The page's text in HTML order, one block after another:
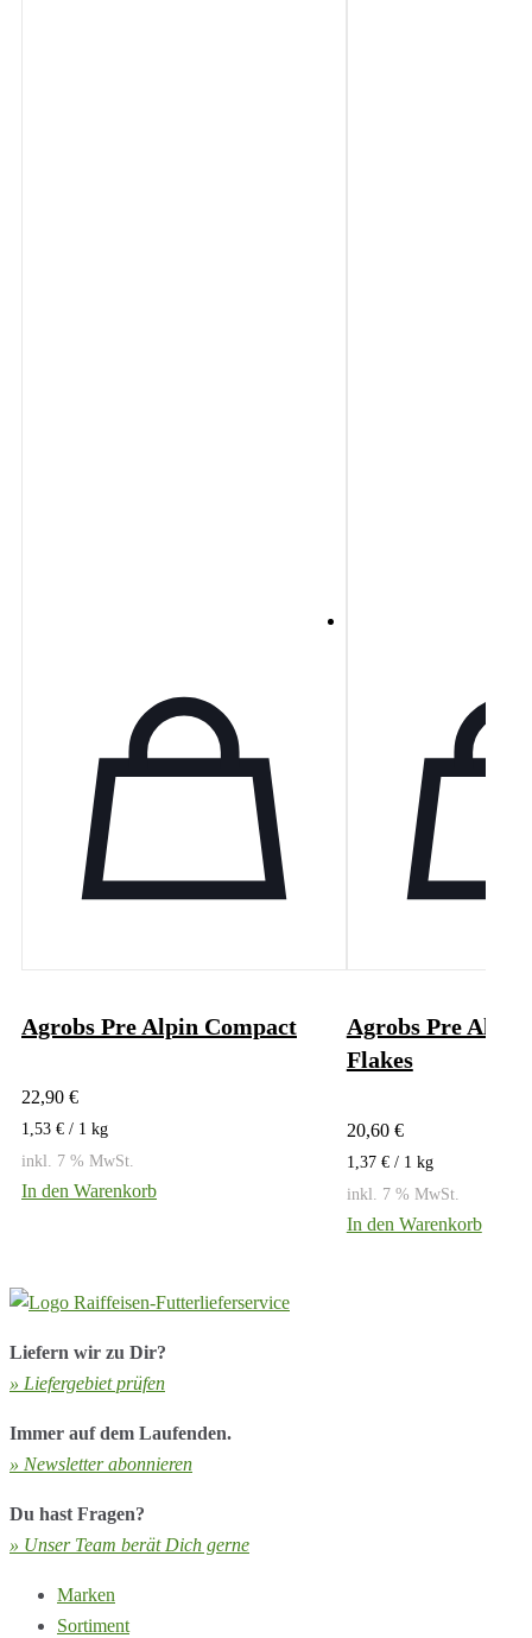
Agrobs Pre Alpin Compact
22,90 €
1,53 € / 1 kg
inkl. 7 % MwSt.
In den Warenkorb
Agrobs Pre
Flakes
20,60 €
1,37 € / 1 kg
inkl. 7 % MwSt.
In den Warenkorb
Liefern wir zu Dir?
» Liefergebiet prüfen
Immer auf dem Laufenden.
» Newsletter abonnieren
Du hast Fragen?
» Unser Team berät Dich gerne
Marken
Sortiment